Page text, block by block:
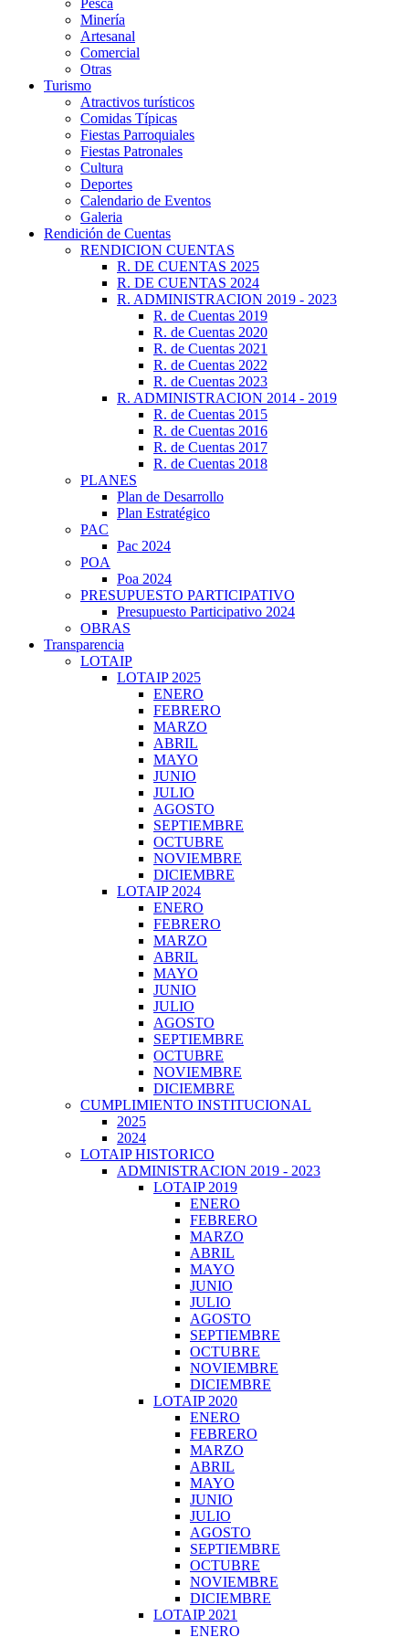
Pesca
Minería
Artesanal
Comercial
Otras
Turismo
Atractivos turísticos
Comidas Típicas
Fiestas Parroquiales
Fiestas Patronales
Cultura
Deportes
Calendario de Eventos
Galeria
Rendición de Cuentas
RENDICION CUENTAS
R. DE CUENTAS 2025
R. DE CUENTAS 2024
R. ADMINISTRACION 2019 - 2023
R. de Cuentas 2019
R. de Cuentas 2020
R. de Cuentas 2021
R. de Cuentas 2022
R. de Cuentas 2023
R. ADMINISTRACION 2014 - 2019
R. de Cuentas 2015
R. de Cuentas 2016
R. de Cuentas 2017
R. de Cuentas 2018
PLANES
Plan de Desarrollo
Plan Estratégico
PAC
Pac 2024
POA
Poa 2024
PRESUPUESTO PARTICIPATIVO
Presupuesto Participativo 2024
OBRAS
Transparencia
LOTAIP
LOTAIP 2025
ENERO
FEBRERO
MARZO
ABRIL
MAYO
JUNIO
JULIO
AGOSTO
SEPTIEMBRE
OCTUBRE
NOVIEMBRE
DICIEMBRE
LOTAIP 2024
ENERO
FEBRERO
MARZO
ABRIL
MAYO
JUNIO
JULIO
AGOSTO
SEPTIEMBRE
OCTUBRE
NOVIEMBRE
DICIEMBRE
CUMPLIMIENTO INSTITUCIONAL
2025
2024
LOTAIP HISTORICO
ADMINISTRACION 2019 - 2023
LOTAIP 2019
ENERO
FEBRERO
MARZO
ABRIL
MAYO
JUNIO
JULIO
AGOSTO
SEPTIEMBRE
OCTUBRE
NOVIEMBRE
DICIEMBRE
LOTAIP 2020
ENERO
FEBRERO
MARZO
ABRIL
MAYO
JUNIO
JULIO
AGOSTO
SEPTIEMBRE
OCTUBRE
NOVIEMBRE
DICIEMBRE
LOTAIP 2021
ENERO